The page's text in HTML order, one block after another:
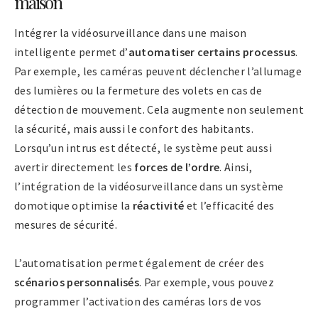
Intégrer la vidéosurveillance dans une maison
intelligente permet d’automatiser certains processus.
Par exemple, les caméras peuvent déclencher l’allumage
des lumières ou la fermeture des volets en cas de
détection de mouvement. Cela augmente non seulement
la sécurité, mais aussi le confort des habitants.
Lorsqu’un intrus est détecté, le système peut aussi
avertir directement les forces de l’ordre. Ainsi,
l’intégration de la vidéosurveillance dans un système
domotique optimise la réactivité et l’efficacité des
mesures de sécurité.
L’automatisation permet également de créer des
scénarios personnalisés. Par exemple, vous pouvez
programmer l’activation des caméras lors de vos